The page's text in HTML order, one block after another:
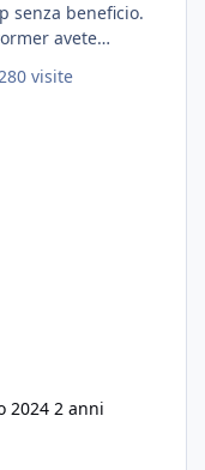
senza beneficio.
avete
visite
2024 2 anni